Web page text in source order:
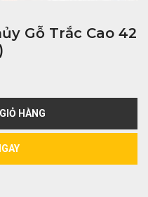
Gỗ Trắc Cao 42
HÀNG